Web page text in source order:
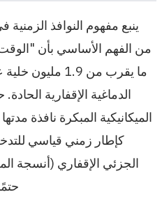
ينبع مفهوم النوافذ
من الفهم الأساسي بأن
ما يقرب من 1.9
الدماغية الإقفارية
كإطار زمني قياسي
الجزئي الإقفاري (أنسجة